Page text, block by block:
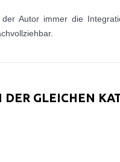
Autor immer die
GLEICHEN